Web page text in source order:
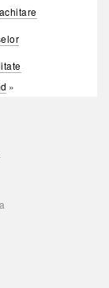
achitare
»